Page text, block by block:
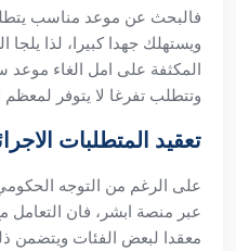
فالبحث عن موعد مناسب
ويستهلك جهدا كبيرا، لذا يلجا
المكثفة على امل الغاء
وتتطلب تفرغا لا يتوفر لمعظم
تعقيد المتطلبات
على الرغم من التوجه
عبر منصة ابشر، فان التعامل
معقدا لبعض الفئات ويتضمن